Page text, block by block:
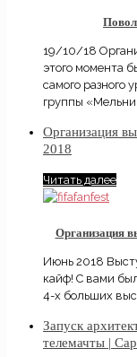
19/10/18
этого момента
самого разного
группы
Организация
2018
Читать далее
Организация
Июнь 2018
кайф! С вами
4-х больших
Запуск
телемачты |